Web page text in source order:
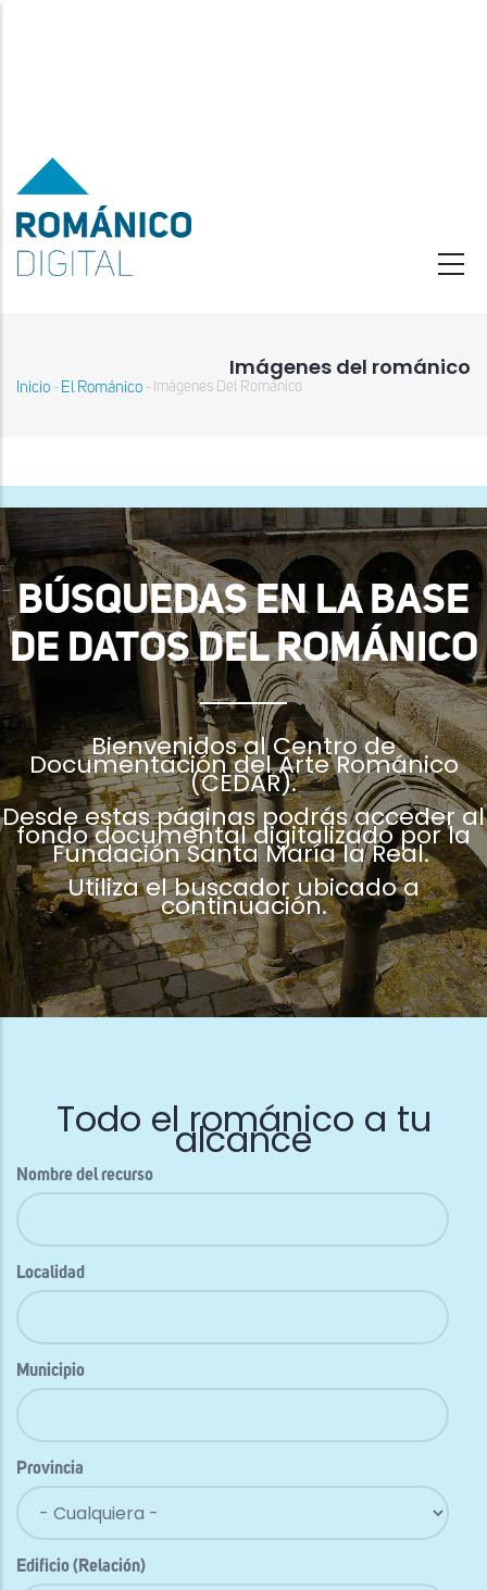
contenido
principal
Imágenes del románico
Sobrescribir
ayuda
a
la
navegación
Inicio - El Románico - Imágenes Del Románico
BÚSQUEDAS EN LA BASE
DE DATOS DEL ROMÁNICO
Bienvenidos al Centro de
Documentación del Arte Románico
(CEDAR).
Desde estas páginas podrás acceder al
fondo documental digitalizado por la
Fundación Santa María la Real.
Utiliza el buscador ubicado a
continuación.
Todo el románico a tu
alcance
Nombre del recurso
Localidad
Municipio
Provincia
Edificio (Relación)